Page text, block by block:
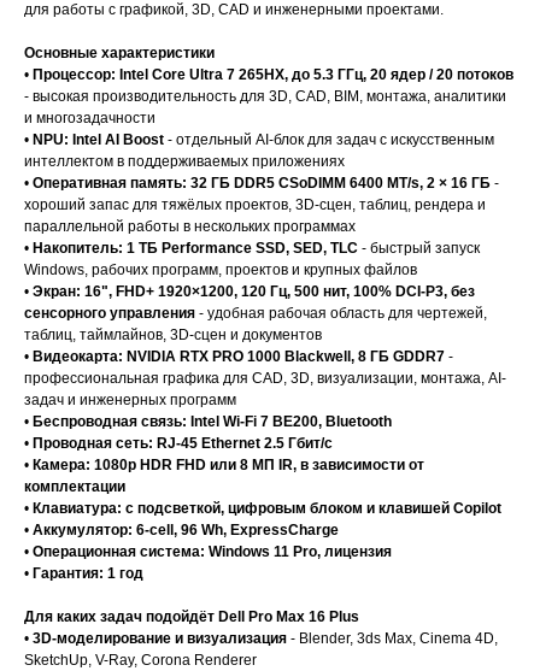
для работы с графикой, 3D, CAD и инженерными проектами.
Основные характеристики
• Процессор: Intel Core Ultra 7 265HX, до 5.3 ГГц, 20 ядер / 20 потоков
- высокая производительность для 3D, CAD, BIM, монтажа, аналитики
и многозадачности
• NPU: Intel AI Boost - отдельный AI-блок для задач с искусственным
интеллектом в поддерживаемых приложениях
• Оперативная память: 32 ГБ DDR5 CSoDIMM 6400 MT/s, 2 × 16 ГБ -
хороший запас для тяжёлых проектов, 3D-сцен, таблиц, рендера и
параллельной работы в нескольких программах
• Накопитель: 1 ТБ Performance SSD, SED, TLC - быстрый запуск
Windows, рабочих программ, проектов и крупных файлов
• Экран: 16", FHD+ 1920×1200, 120 Гц, 500 нит, 100% DCI-P3, без
сенсорного управления - удобная рабочая область для чертежей,
таблиц, таймлайнов, 3D-сцен и документов
• Видеокарта: NVIDIA RTX PRO 1000 Blackwell, 8 ГБ GDDR7 -
профессиональная графика для CAD, 3D, визуализации, монтажа, AI-
задач и инженерных программ
• Беспроводная связь: Intel Wi-Fi 7 BE200, Bluetooth
• Проводная сеть: RJ-45 Ethernet 2.5 Гбит/с
• Камера: 1080p HDR FHD или 8 МП IR, в зависимости от
комплектации
• Клавиатура: с подсветкой, цифровым блоком и клавишей Copilot
• Аккумулятор: 6-cell, 96 Wh, ExpressCharge
• Операционная система: Windows 11 Pro, лицензия
• Гарантия: 1 год
Для каких задач подойдёт Dell Pro Max 16 Plus
• 3D-моделирование и визуализация - Blender, 3ds Max, Cinema 4D,
SketchUp, V-Ray, Corona Renderer